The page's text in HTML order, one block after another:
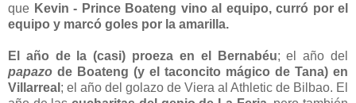
que Kevin - Prince Boateng vino al equipo, curró por el
equipo y marcó goles por la amarilla.
El año de la (casi) proeza en el Bernabéu; el
año del
papazo de Boateng (y el taconcito mágico de Tana) en
Villarreal ; el año del golazo de Viera al Athletic de Bilbao. E